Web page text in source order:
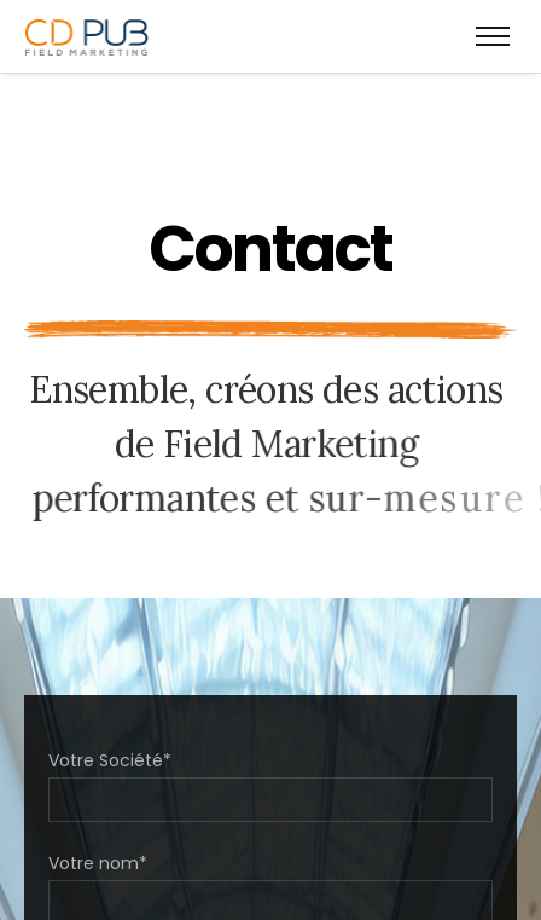
Contact
Ensemble, créons des actions
de Field Marketing
performantes et sur-mesure !
Votre Société*
Votre nom*